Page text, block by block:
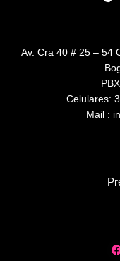
Av. Cra 40 # 25 – 54
Celulares:
Mail :
F